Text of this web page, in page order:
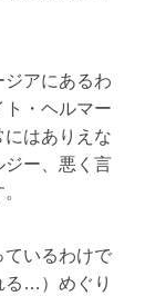
アにあるわ
・ヘルマー
はありえな
ジー、悪く言
ているわけで
る…）めぐり